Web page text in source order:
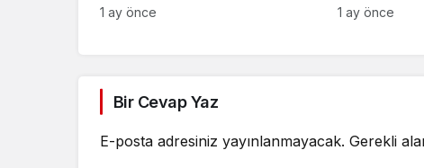
CANIM ARKADAŞIM KADİR
1 ay önce
LTD. ŞTİ. ÜÇ
1 ay önce
Bir Cevap Yaz
E-posta adresiniz yayınlanmayacak. Gerekli